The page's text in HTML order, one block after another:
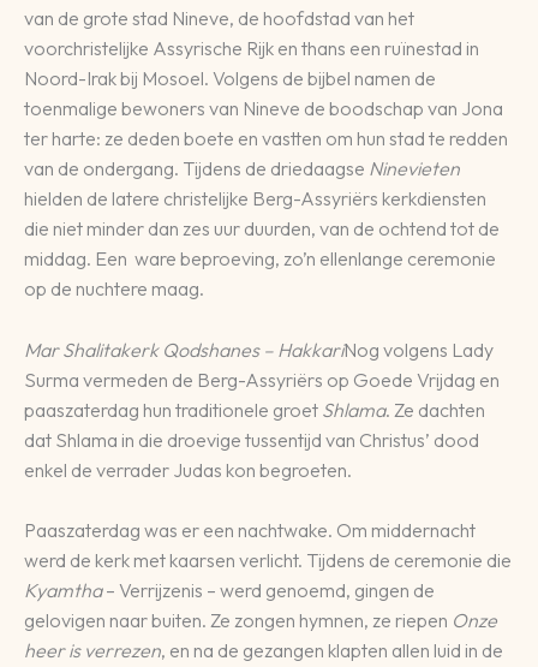
van de grote stad Nineve, de hoofdstad van het
voorchristelijke Assyrische Rijk en thans een ruïnestad in
Noord-Irak bij Mosoel. Volgens de bijbel namen de
toenmalige bewoners van Nineve de boodschap van Jona
ter harte: ze deden boete en vastten om hun stad te redden
van de ondergang. Tijdens de driedaagse Ninevieten
hielden de latere christelijke Berg-Assyriërs kerkdiensten
die niet minder dan zes uur duurden, van de ochtend tot de
middag. Een ware beproeving, zo’n ellenlange ceremonie
op de nuchtere maag.
Mar Shalitakerk Qodshanes – HakkariNog volgens Lady
Surma vermeden de Berg-Assyriërs op Goede Vrijdag en
paaszaterdag hun traditionele groet Shlama. Ze dachten
dat Shlama in die droevige tussentijd van Christus’ dood
enkel de verrader Judas kon begroeten.
Paaszaterdag was er een nachtwake. Om middernacht
werd de kerk met kaarsen verlicht. Tijdens de ceremonie die
Kyamtha– Verrijzenis – werd genoemd, gingen de
gelovigen naar buiten. Ze zongen hymnen, ze riepen Onze
heer is verrezen, en na de gezangen klapten allen luid in de